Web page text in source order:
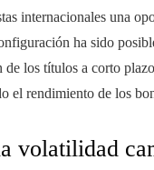
internacionales una
ha sido
de los títulos a corto
el rendimiento de los
volatilidad